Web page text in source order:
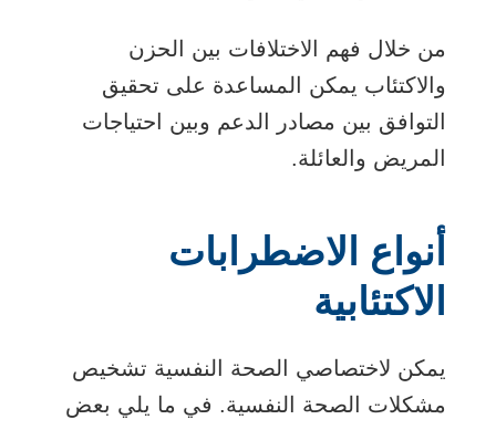
من خلال فهم الاختلافات بين الحزن
والاكتئاب يمكن المساعدة على تحقيق
التوافق بين مصادر الدعم وبين احتياجات
المريض والعائلة.
أنواع الاضطرابات
الاكتئابية
يمكن لاختصاصي الصحة النفسية تشخيص
مشكلات الصحة النفسية. في ما يلي بعض